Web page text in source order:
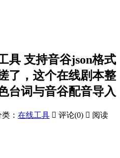
具 支持音谷json格式
了，这个在线剧本整
台词与音谷配音导入
： 在线工具  评论(0)  阅读